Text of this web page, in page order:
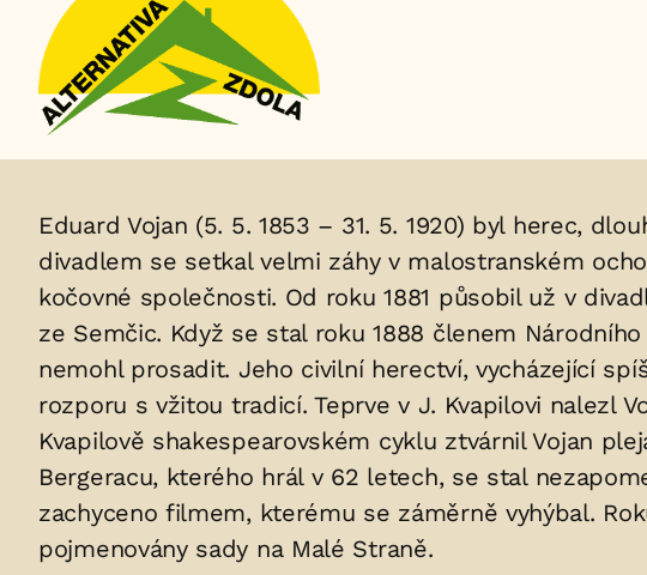
adopční
nájemce:
Životopis
osoby/osob
uložených
v
hrobu:
Eduard Vojan (5. 5. 1853 – 31. 5. 1920) byl herec,
divadlem se setkal velmi záhy v malostranském
kočovné společnosti. Od roku 1881 působil už v
ze Semčic. Když se stal roku 1888 členem
nemohl prosadit. Jeho civilní herectví, vycházející
rozporu s vžitou tradicí. Teprve v J. Kvapilovi nalezl
Kvapilově shakespearovském cyklu ztvárnil Vojan
Bergeracu, kterého hrál v 62 letech, se stal
zachyceno filmem, kterému se záměrně vyhýbal.
pojmenovány sady na Malé Straně.